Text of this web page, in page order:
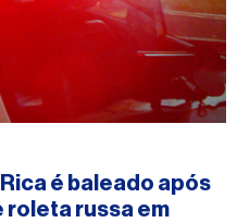
é baleado após
russa em